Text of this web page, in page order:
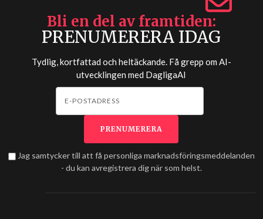
Bli en del av framtiden
PRENUMERERA IDAG
Tydlig, kortfattad och heltäckande. Få grepp om AI-
utvecklingen med DagligaAI
Jag samtycker till att få personliga marknadsföringsmeddelanden
- du kan avregistrera dig när som helst.